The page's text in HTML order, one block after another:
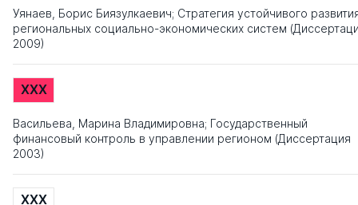
Уянаев, Борис Биязулкаевич; Стратегия устойчивого
региональных социально-экономических систем
2009)
XXX
Васильева, Марина Владимировна; Государственный
финансовый контроль в управлении регионом (Диссертация
2003)
XXX